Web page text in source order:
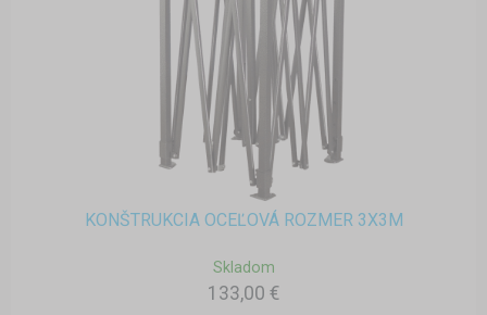
KONŠTRUKCIA OCEĽOVÁ ROZMER 3X3M
Skladom
133,00 €